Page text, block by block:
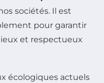
sociétés. Il est
pour garantir
et respectueux
écologiques actuels